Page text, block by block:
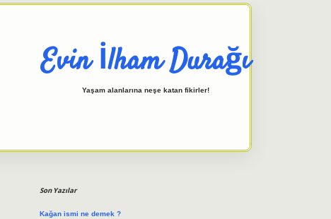
Evin İlham Durağı
Yaşam alanlarına neşe katan fikirler!
Son Yazılar
Kağan ismi ne demek ?